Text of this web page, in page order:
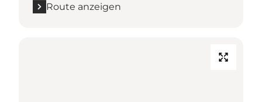
Route anzeigen